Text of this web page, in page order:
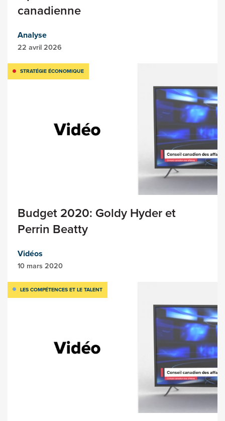
canadienne
Analyse
22 avril 2026
STRATÉGIE ÉCONOMIQUE
Budget 2020: Goldy Hyder et
Perrin Beatty
Vidéos
10 mars 2020
LES COMPÉTENCES ET LE TALENT